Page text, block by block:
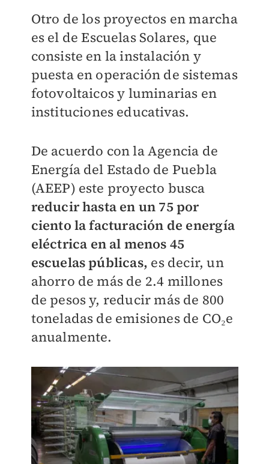
Otro de los proyectos en marcha
es el de Escuelas Solares, que
consiste en la instalación y
puesta en operación de sistemas
fotovoltaicos y luminarias en
instituciones educativas.
De acuerdo con la Agencia de
Energía del Estado de Puebla
(AEEP) este proyecto busca
reducir hasta en un 75 por
ciento la facturación de energía
eléctrica en al menos 45
escuelas públicas, es decir, un
ahorro de más de 2.4 millones
de pesos y, reducir más de 800
toneladas de emisiones de CO₂e
anualmente.